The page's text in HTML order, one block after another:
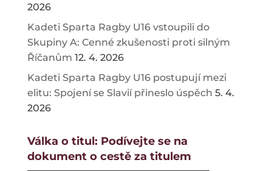
2026
Kadeti Sparta Ragby U16 vstoupili do
Skupiny A: Cenné zkušenosti proti silným
Říčanům 12. 4. 2026
Kadeti Sparta Ragby U16 postupují mezi
elitu: Spojení se Slavií přineslo úspěch 5. 4.
2026
Válka o titul: Podívejte se na
dokument o cestě za titulem